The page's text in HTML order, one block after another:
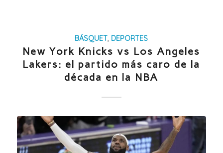
BÁSQUET, DEPORTES
New York Knicks vs Los Angeles
Lakers: el partido más caro de la
década en la NBA